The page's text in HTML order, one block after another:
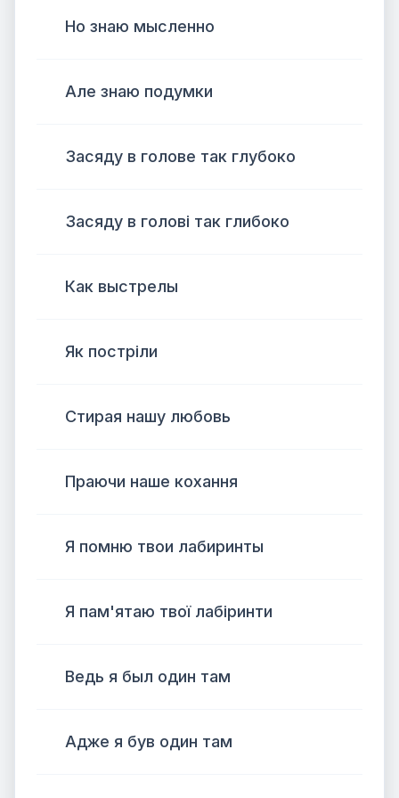
Но знаю мысленно
Але знаю подумки
Засяду в голове так глубоко
Засяду в голові так глибоко
Как выстрелы
Як постріли
Стирая нашу любовь
Праючи наше кохання
Я помню твои лабиринты
Я пам'ятаю твої лабіринти
Ведь я был один там
Адже я був один там